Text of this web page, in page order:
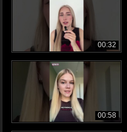
00:32
00:58